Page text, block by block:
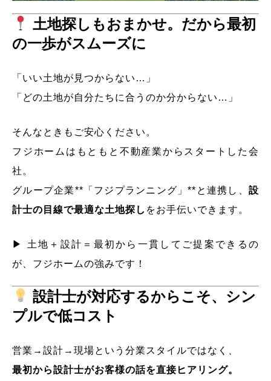
土地探しもおまかせ。だから最初
の一歩がスムーズに
「いい土地が見つからない…」
「どの土地が自分たちに合うのか分からない…」
そんなときもご安心ください。
フジホームはもともと不動産業からスタートした会
社。
グループ企業**「フジプランニング」**と連携し、 設
計士の目線で最適な土地探し をお手伝いできます。
▶ 土地＋設計＝最初から一貫してご提案できるの
が、フジホームの強みです！
設計士が対応するからこそ、シン
プルで低コスト
営業→設計→現場という分業スタイルではなく、
最初から設計士がお客様の話を直接ヒアリング。